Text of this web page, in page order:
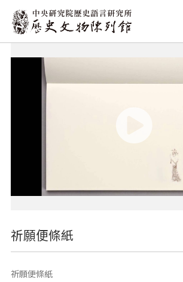
:::
:::
祈願便條紙
祈願便條紙